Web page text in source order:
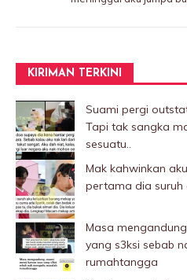
KIRIMAN TERKINI
Suami pergi
Tapi tak sangka
sesuatu..
Mak kahwinkan
pertama dia suruh
Masa
yang s3ksi sebab
rumahtangga